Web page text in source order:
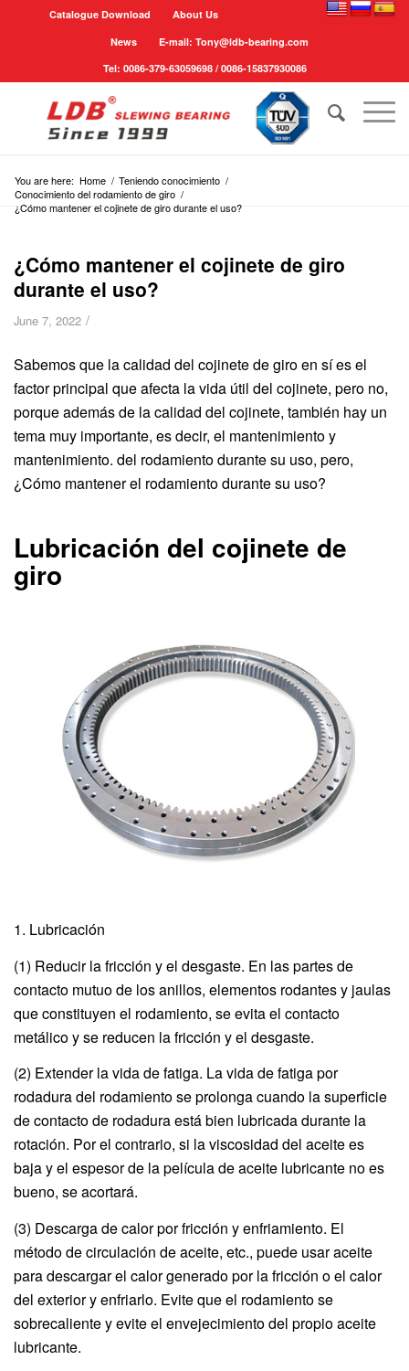
Catalogue Download
About Us
News
E-mail: Tony@ldb-bearing.com
Tel: 0086-379-63059698 / 0086-15837930086
You are here: Home / Teniendo conocimiento /
Conocimiento del rodamiento de giro /
¿Cómo mantener el cojinete de giro durante el uso?
¿Cómo mantener el cojinete de giro
durante el uso?
June 7, 2022 /
Sabemos que la calidad del cojinete de giro en sí es el
factor principal que afecta la vida útil del cojinete, pero no,
porque además de la calidad del cojinete, también hay un
tema muy importante, es decir, el mantenimiento y
mantenimiento. del rodamiento durante su uso, pero,
¿Cómo mantener el rodamiento durante su uso?
Lubricación del cojinete de
giro
1. Lubricación
(1) Reducir la fricción y el desgaste. En las partes de
contacto mutuo de los anillos, elementos rodantes y jaulas
que constituyen el rodamiento, se evita el contacto
metálico y se reducen la fricción y el desgaste.
(2) Extender la vida de fatiga. La vida de fatiga por
rodadura del rodamiento se prolonga cuando la superficie
de contacto de rodadura está bien lubricada durante la
rotación. Por el contrario, si la viscosidad del aceite es
baja y el espesor de la película de aceite lubricante no es
bueno, se acortará.
(3) Descarga de calor por fricción y enfriamiento. El
método de circulación de aceite, etc., puede usar aceite
para descargar el calor generado por la fricción o el calor
del exterior y enfriarlo. Evite que el rodamiento se
sobrecaliente y evite el envejecimiento del propio aceite
lubricante.